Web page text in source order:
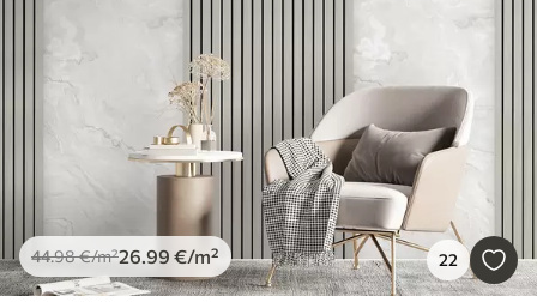
44.98€/m²26.99 €/m² 22